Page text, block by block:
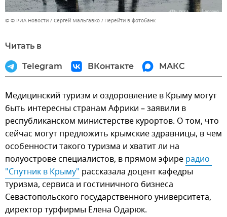
© © РИА Новости / Сергей Мальгавко Перейти в фотобанк
Читать в
Telegram ВКонтакте МАКС
Медицинский туризм и оздоровление в Крыму могут
быть интересны странам Африки – заявили в
республиканском министерстве курортов. О том, что
сейчас могут предложить крымские здравницы, в чем
особенности такого туризма и хватит ли на
полуострове специалистов, в прямом эфире радио
"Спутник в Крыму" рассказала доцент кафедры
туризма, сервиса и гостиничного бизнеса
Севастопольского государственного университета,
директор турфирмы Елена Одарюк.